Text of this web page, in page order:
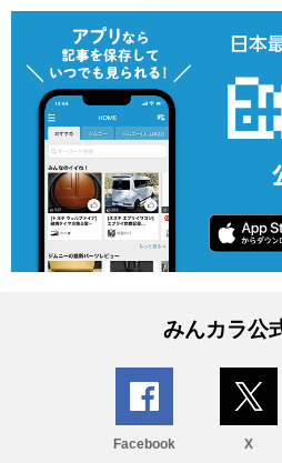
みんカラ公
Facebook X